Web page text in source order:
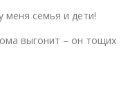
меня семья и дети!
выгонит – он тощих